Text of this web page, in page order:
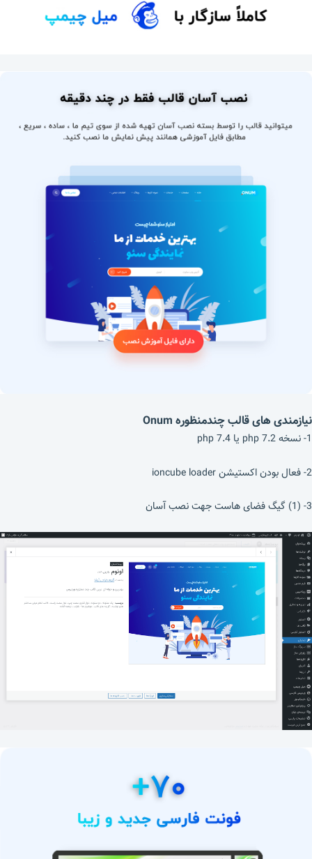
نیازمندی های قالب چندمنظوره Onum
1- نسخه php 7.2 یا php 7.4
2- فعال بودن اکستیشن ioncube loader
3- (1) گیگ فضای هاست جهت نصب آسان